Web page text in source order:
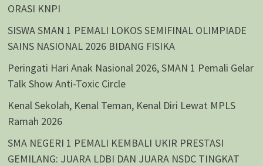
ORASI KNPI
SISWA SMAN 1 PEMALI LOKOS SEMIFINAL OLIMPIADE
SAINS NASIONAL 2026 BIDANG FISIKA
Peringati Hari Anak Nasional 2026, SMAN 1 Pemali Gelar
Talk Show Anti-Toxic Circle
Kenal Sekolah, Kenal Teman, Kenal Diri Lewat MPLS
Ramah 2026
SMA NEGERI 1 PEMALI KEMBALI UKIR PRESTASI
GEMILANG: JUARA LDBI DAN JUARA NSDC TINGKAT